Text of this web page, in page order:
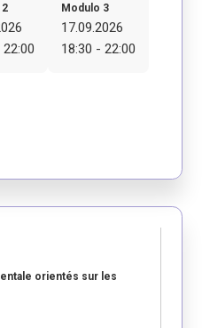
Modulo 3
17.09.2026
18:30 - 22:00
orientés sur les